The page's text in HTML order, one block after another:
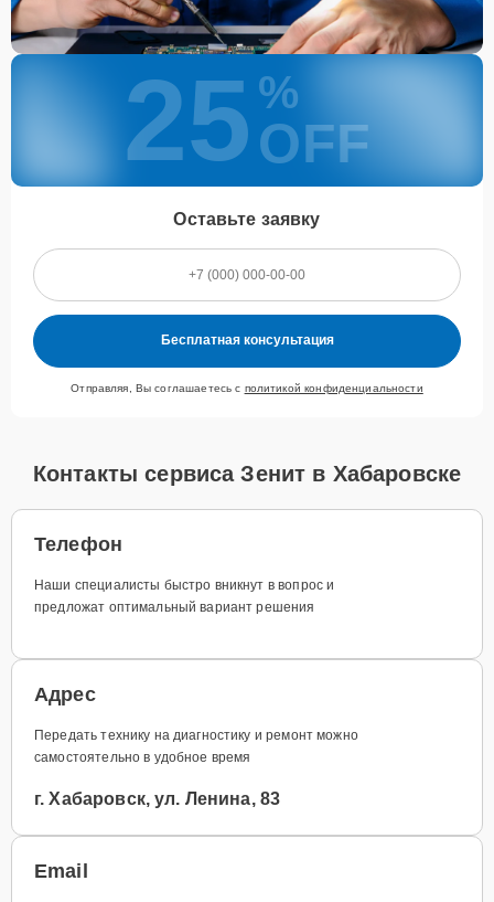
25 %
OFF
Оставьте заявку
Бесплатная консультация
Отправляя, Вы соглашаетесь с политикой конфиденциальности
Контакты сервиса Зенит в Хабаровске
Телефон
Наши специалисты быстро вникнут в вопрос и
предложат оптимальный вариант решения
Адрес
Передать технику на диагностику и ремонт можно
самостоятельно в удобное время
г. Хабаровск, ул. Ленина, 83
Email